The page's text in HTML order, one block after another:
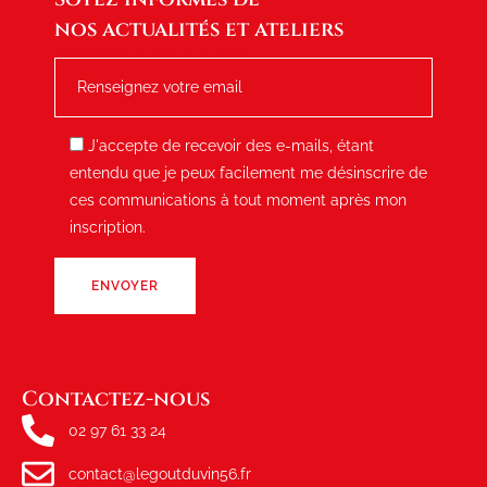
nos actualités et ateliers
J'accepte de recevoir des e-mails, étant
entendu que je peux facilement me désinscrire de
ces communications à tout moment après mon
inscription.
Contactez-nous
02 97 61 33 24
contact@legoutduvin56.fr